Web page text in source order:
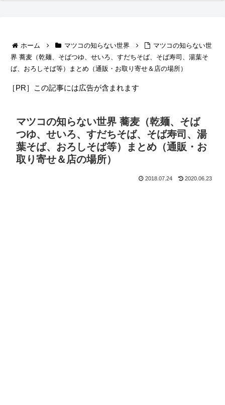
ホーム マツコの知らない世界
マツコの知らない世
界 蕎麦（乾麺、そばつゆ、せいろ、すだちそば、そば寿司、湯葉そ
ば、おろしそば等）まとめ（通販・お取り寄せ＆店の場所）
［PR］この記事には広告が含まれます
マツコの知らない世界 蕎麦（乾麺、そば
つゆ、せいろ、すだちそば、そば寿司、湯
葉そば、おろしそば等）まとめ（通販・お
取り寄せ＆店の場所）
2018.07.24 2020.06.23